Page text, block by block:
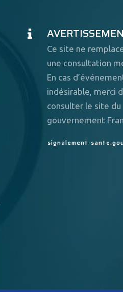
Ce site ne
une consultation
En cas
indésirable, merci
consulter le site du
gouvernement
signalement-